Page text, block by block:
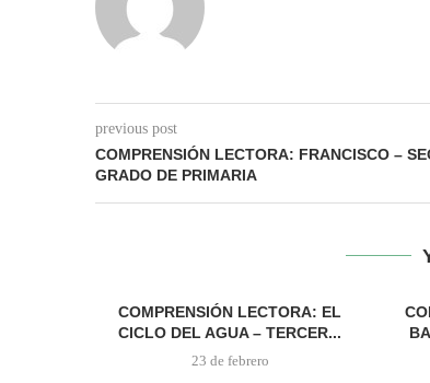
previous post
COMPRENSIÓN LECTORA: FRANCISCO –
GRADO DE PRIMARIA
COMPRENSIÓN LECTORA: EL
CICLO DEL AGUA – TERCER...
23 de febrero